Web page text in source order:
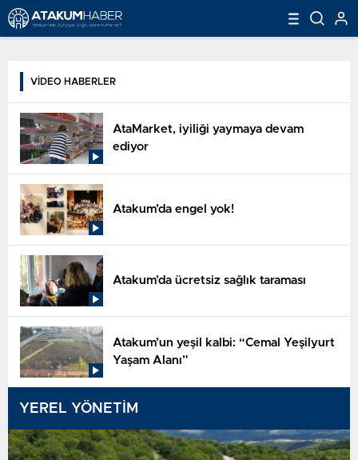
VİDEO HABERLER
AtaMarket, iyiliği yaymaya devam
ediyor
Atakum’da engel yok!
Atakum’da ücretsiz sağlık taraması
Atakum’un yeşil kalbi: “Cemal Yeşilyurt
Yaşam Alanı”
YEREL YÖNETİM